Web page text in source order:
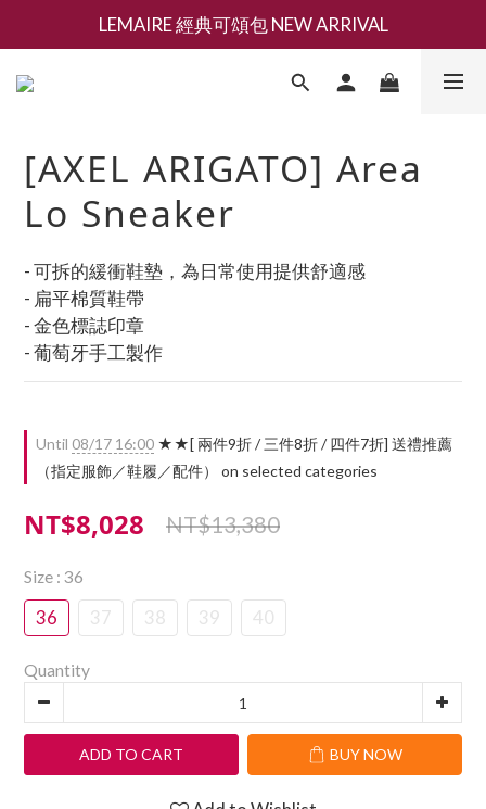
新會員募集現領抵用千元購物金
LEMAIRE 經典可頌包 NEW ARRIVAL
夏日香氛 [ 全系列滿三百再減 $200 ]
[AXEL ARIGATO] Area
Lo Sneaker
- 可拆的緩衝鞋墊，為日常使用提供舒適感
- 扁平棉質鞋帶
- 金色標誌印章
- 葡萄牙手工製作
Until 08/17 16:00 ★★[ 兩件9折 / 三件8折 / 四件7折] 送禮推薦
（指定服飾／鞋履／配件） on selected categories
NT$8,028 NT$13,380
Size : 36
36 37 38 39 40
Quantity
ADD TO CART BUY NOW